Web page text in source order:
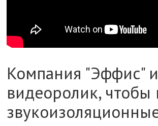
Компания "Эффис"
видеоролик, чтобы